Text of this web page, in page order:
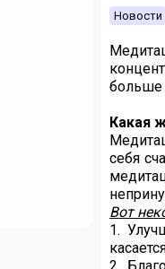
Новости
больше
Какая
себя
Вот
1.